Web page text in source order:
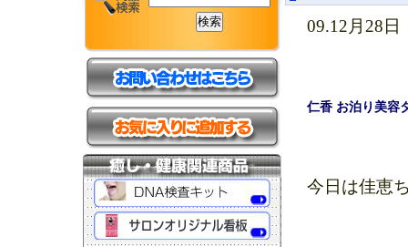
ト商品一覧
能商品一覧
09.12月28日
仁香 お泊り美容
今日は佳恵